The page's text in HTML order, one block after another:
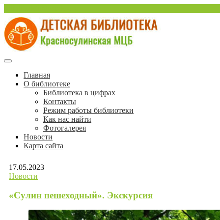
содержимому
Детская библиотека
Красносулинская Детская библиотека
Главная
О библиотеке
Библиотека в цифрах
Контакты
Режим работы библиотеки
Как нас найти
Фотогалерея
Новости
Карта сайта
17.05.2023
Новости
«Сулин пешеходный». Экскурсия